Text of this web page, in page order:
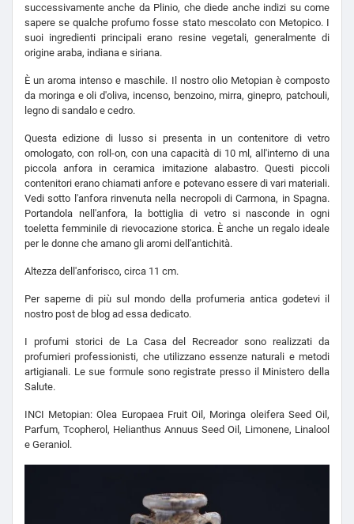
successivamente anche da Plinio, che diede anche indizi su come
sapere se qualche profumo fosse stato mescolato con Metopico. I
suoi ingredienti principali erano resine vegetali, generalmente di
origine araba, indiana e siriana.
È un aroma intenso e maschile. Il nostro olio Metopian è composto
da moringa e oli d'oliva, incenso, benzoino, mirra, ginepro, patchouli,
legno di sandalo e cedro.
Questa edizione di lusso si presenta in un contenitore di vetro
omologato, con roll-on, con una capacità di 10 ml, all'interno di una
piccola anfora in ceramica imitazione alabastro. Questi piccoli
contenitori erano chiamati anfore e potevano essere di vari materiali.
Vedi sotto l'anfora rinvenuta nella necropoli di Carmona, in Spagna.
Portandola nell'anfora, la bottiglia di vetro si nasconde in ogni
toeletta femminile di rievocazione storica. È anche un regalo ideale
per le donne che amano gli aromi dell'antichità.
Altezza dell'anforisco, circa 11 cm.
Per saperne di più sul mondo della profumeria antica godetevi il
nostro post de blog ad essa dedicato.
I profumi storici de La Casa del Recreador sono realizzati da
profumieri professionisti, che utilizzano essenze naturali e metodi
artigianali. Le sue formule sono registrate presso il Ministero della
Salute.
INCI Metopian: Olea Europaea Fruit Oil, Moringa oleifera Seed Oil,
Parfum, Tcopherol, Helianthus Annuus Seed Oil, Limonene, Linalool
e Geraniol.